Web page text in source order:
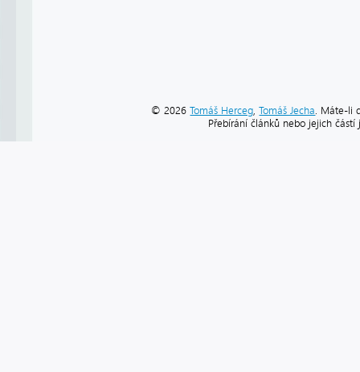
© 2026Tomáš Herceg,Tomáš Jecha. Máte-li
Přebírání článků nebo jejich